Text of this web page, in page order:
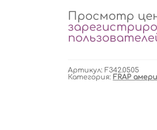
Просмотр
Артикул: F342.0505
Категория: FRAP